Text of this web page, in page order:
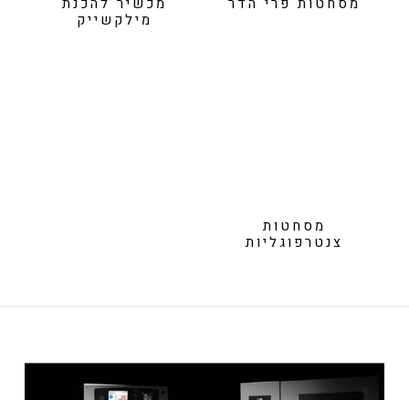
מילקשייק
מסחטות
צנטרפוגליות